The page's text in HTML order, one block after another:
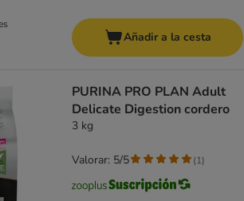
Añadir a la cesta
PURINA PRO PLAN Adult
Delicate Digestion cordero
3 kg
Valorar: 5/5 (1)